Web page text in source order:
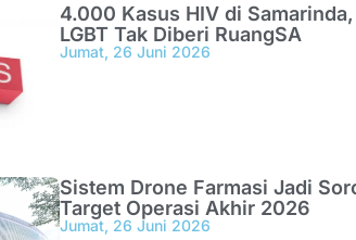
4.000 Kasus HIV di
LGBT Tak Diberi RuangSA
Jumat, 26 Juni 2026
Sistem Drone Farmasi Jadi
Target Operasi Akhir 2026
Jumat, 26 Juni 2026